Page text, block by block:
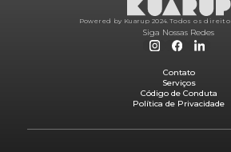
Powered by Kuarup 2024. Todos os
Siga Nossas Redes
Contato
Serviços
Código de Conduta
Política de Privacidade